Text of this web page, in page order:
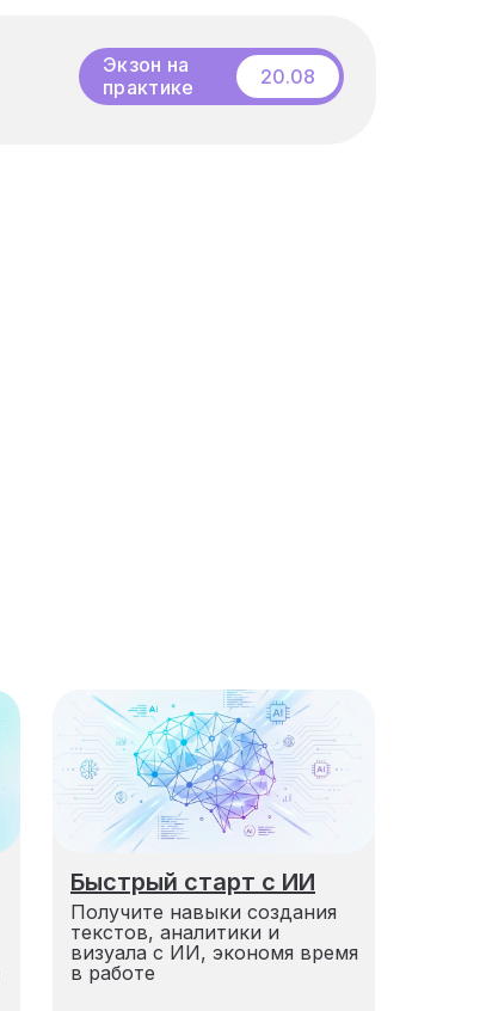
Экзон на
практике
20.08
Быстрый старт с ИИ
Получите навыки создания
текстов, аналитики и
визуала с ИИ, экономя время
в работе